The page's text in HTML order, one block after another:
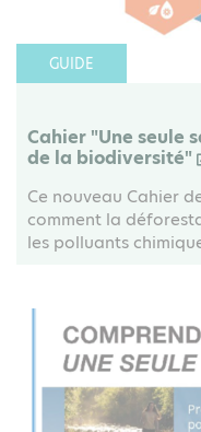
GUIDE
Cahier "Une seule
de la biodiversité"
Ce nouveau Cahier
comment la
les polluants